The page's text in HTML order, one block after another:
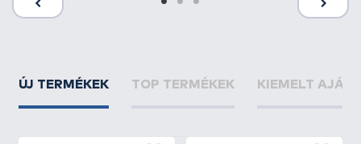
ÚJ TERMÉKEK TOP TERMÉKEK KIEMELT